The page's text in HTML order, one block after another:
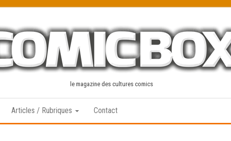
le magazine des cultures comics
Articles / Rubriques Contact